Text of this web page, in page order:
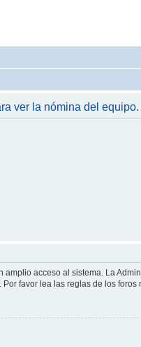
ver la nómina del equipo.
acceso al sistema. La
favor lea las reglas de los foros